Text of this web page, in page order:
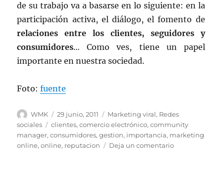
de su trabajo va a basarse en lo siguiente: en la
participación activa, el diálogo, el fomento de
relaciones entre los clientes, seguidores y
consumidores… Como ves, tiene un papel
importante en nuestra sociedad.
Foto:fuente
Autor
WMK
Publicado
el
29 junio, 2011 Categorías
Marketing viral, Redes
sociales
Etiquetas
clientes,comercio electrónico,community
manager,consumidores,gestion, importancia, marketing
online,online, reputacion Deja un comentarioen